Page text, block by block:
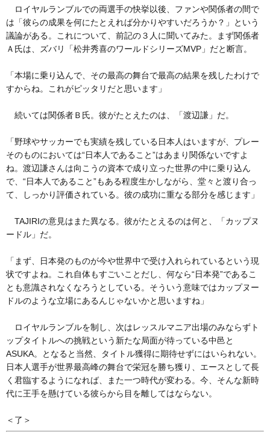
ロイヤルランブルでの両選手の快挙以後、ファンや関係者の間で
は「彼らの成果を何にたとえれば分かりやすいだろうか？」という
議論がある。これについて、前記の３人に聞いてみた。まず関係者
Ａ氏は、ズバリ「松井秀喜のワールドシリーズMVP」だと断言。
「本場に乗り込んで、その最高の舞台で最高の結果を残したわけで
すからね。これがピッタリだと思います」
続いては関係者Ｂ氏。彼がたとえたのは、「渡辺謙」だ。
「野球やサッカーでも実績を残している日本人はいますが、プレー
そのものにおいては“日本人であること”はあまり関係ないですよ
ね。渡辺謙さんは向こうの資本で成り立った世界の中に乗り込ん
で、“日本人であること”もある程度生かしながら、堂々と渡り合っ
て、しっかり評価されている。彼の成功に重なる部分を感じます」
TAJIRIの意見はまた異なる。彼がたとえるのは何と、「カップヌ
ードル」だ。
「まず、日本発のものが今や世界中で受け入れられているという現
状ですよね。これ自体もすごいことだし、何なら“日本発”であるこ
とも意識されなくなろうとしている。そういう意味ではカップヌー
ドルのような立場にあるんじゃないかと思いますね」
ロイヤルランブルを制し、次はレッスルマニア出場のみならずト
ップタイトルへの挑戦という新たな局面が待っている中邑と
ASUKA。となると当然、タイトル獲得に期待せずにはいられない。
日本人選手が世界最高峰の舞台で栄冠を勝ち獲り、エースとして長
く君臨するようになれば、また一つ時代が変わる。今、そんな新時
代に王手を懸けている彼らから目を離してはならない。
＜了＞